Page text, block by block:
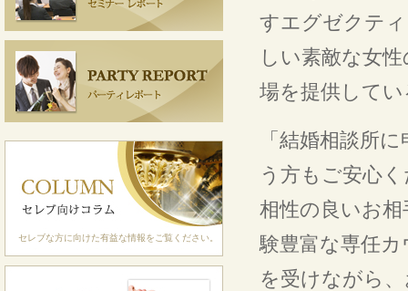
セレブな方に向けた有益な情報をご覧ください。
すエグゼクテ
しい素敵な女
場を提供して
「結婚相談所
う方もご安心
相性の良いお
験豊富な専任
を受けながら